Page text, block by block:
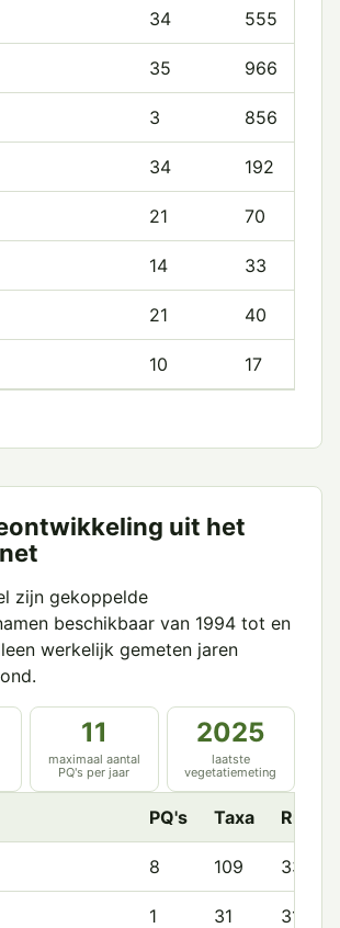
34 555
35 966
3 856
34 192
21 70
14 33
21 40
10 17
uit het
zijn gekoppelde
beschikbaar van 1994 tot en
werkelijk gemeten jaren
11
maximaal aantal
PQ's per jaar
2025
laatste
vegetatiemeting
PQ's Taxa
8 109 33.8
1 31 31.0